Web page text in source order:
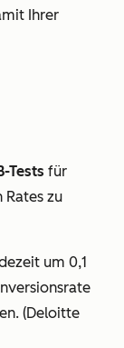
Ihrer
Tests für
Rates zu
um 0,1
(Deloitte